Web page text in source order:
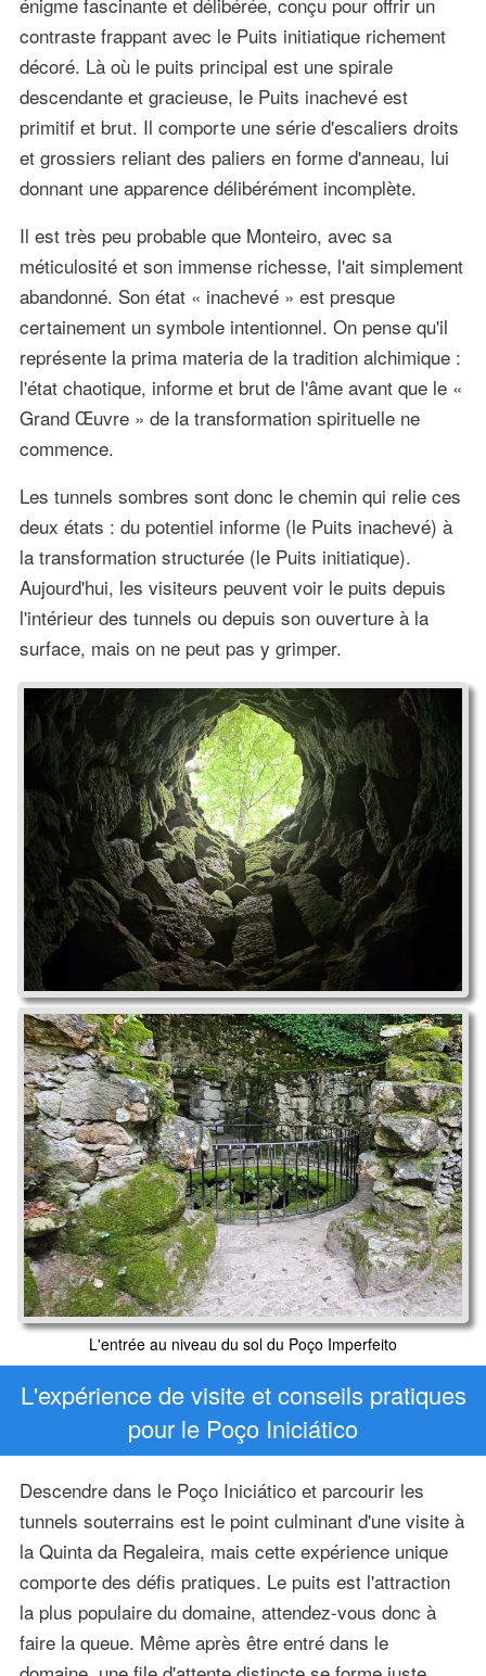
contraste frappant avec le Puits initiatique richement
décoré. Là où le puits principal est une spirale
descendante et gracieuse, le Puits inachevé est
primitif et brut. Il comporte une série d'escaliers droits
et grossiers reliant des paliers en forme d'anneau, lui
donnant une apparence délibérément incomplète.
Il est très peu probable que Monteiro, avec sa
méticulosité et son immense richesse, l'ait simplement
abandonné. Son état « inachevé » est presque
certainement un symbole intentionnel. On pense qu'il
représente la prima materia de la tradition alchimique :
l'état chaotique, informe et brut de l'âme avant que le «
Grand Œuvre » de la transformation spirituelle ne
commence.
Les tunnels sombres sont donc le chemin qui relie ces
deux états : du potentiel informe (le Puits inachevé) à
la transformation structurée (le Puits initiatique).
Aujourd'hui, les visiteurs peuvent voir le puits depuis
l'intérieur des tunnels ou depuis son ouverture à la
surface, mais on ne peut pas y grimper.
L'entrée au niveau du sol du Poço Imperfeito
L'expérience de visite et conseils pratiques
pour le Poço Iniciático
Descendre dans le Poço Iniciático et parcourir les
tunnels souterrains est le point culminant d'une visite à
la Quinta da Regaleira, mais cette expérience unique
comporte des défis pratiques. Le puits est l'attraction
la plus populaire du domaine, attendez-vous donc à
faire la queue. Même après être entré dans le